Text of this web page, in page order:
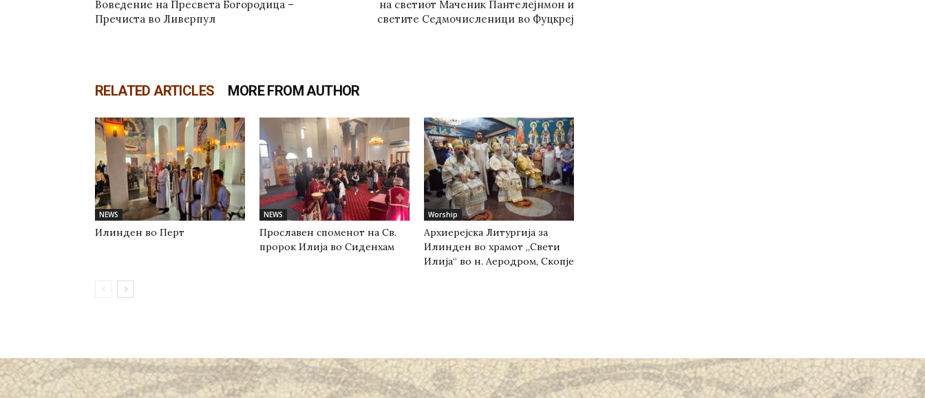
Воведение на Пресвета Богородица –
Пречиста во Ливерпул
на светиот Маченик Пантелејнмон и
светите Седмочисленици во Фуцкреј
RELATED ARTICLES MORE FROM AUTHOR
NEWS
Илинден во Перт
NEWS
Прославен споменот на Св.
пророк Илија во Сиденхам
Worship
Архиерејска Литургија за
Илинден во храмот „Свети
Илија“ во н. Аеродром, Скопје